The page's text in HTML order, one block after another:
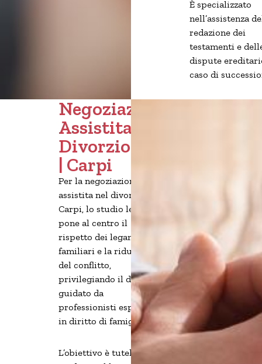
È specializzato
nell’assistenza
redazione dei
testamenti e
dispute
caso di
Negoziazione
Assistita
Divorzio
| Carpi
Per la negoziazione
assistita nel divorzio a
Carpi, lo studio legale
pone al centro il
rispetto dei legami
familiari e la riduzione
del conflitto,
privilegiando il dialogo
guidato da
professionisti esperti
in diritto di famiglia.
L’obiettivo è tutelare in